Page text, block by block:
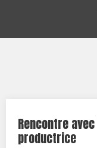
Rencontre
productrice